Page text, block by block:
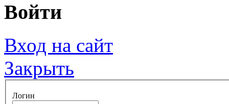
Войти
Вход на сайт
Закрыть
Логин